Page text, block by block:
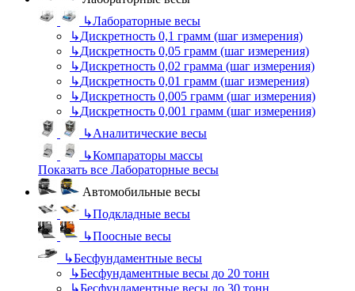
↳Лабораторные весы
↳Дискретность 0,1 грамм (шаг измерения)
↳Дискретность 0,05 грамм (шаг измерения)
↳Дискретность 0,02 грамма (шаг измерения)
↳Дискретность 0,01 грамм (шаг измерения)
↳Дискретность 0,005 грамм (шаг измерения)
↳Дискретность 0,001 грамм (шаг измерения)
↳Аналитические весы
↳Компараторы массы
Показать все Лабораторные весы
Автомобильные весы
↳Подкладные весы
↳Поосные весы
↳Бесфундаментные весы
↳Бесфундаментные весы до 20 тонн
↳Бесфундаментные весы до 30 тонн